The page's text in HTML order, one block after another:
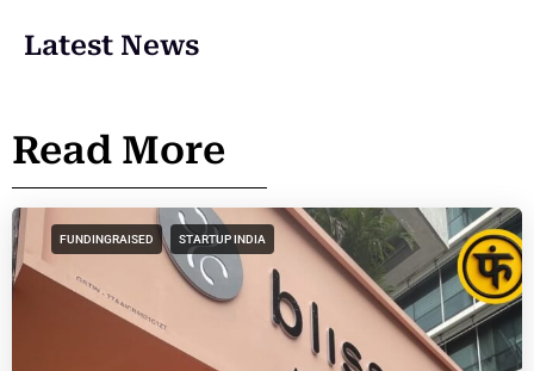
Latest News
Read More
FUNDINGRAISED STARTUP INDIA